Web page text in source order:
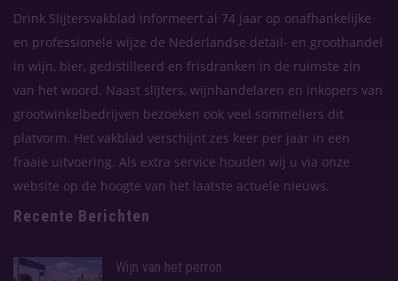
Drink Slijtersvakblad informeert al 74 jaar op onafhankelijke
en professionele wijze de Nederlandse detail- en groothandel
in wijn, bier, gedistilleerd en frisdranken in de ruimste zin
van het woord. Naast slijters, wijnhandelaren en inkopers van
grootwinkelbedrijven bezoeken ook veel sommeliers dit
platvorm. Het vakblad verschijnt zes keer per jaar in een
fraaie uitvoering. Als extra service houden wij u via onze
website op de hoogte van het laatste actuele nieuws.
Recente Berichten
Wijn van het perron